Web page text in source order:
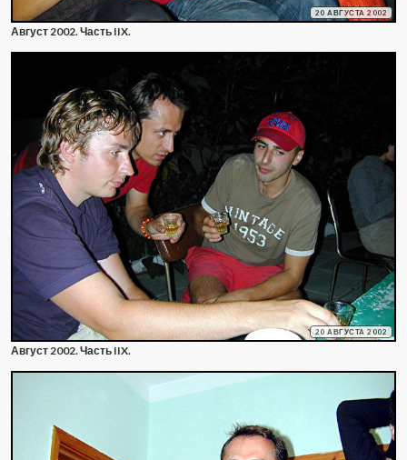
20 АВГУСТА 2002
Август 2002. Часть IIX.
20 АВГУСТА 2002
Август 2002. Часть IIX.